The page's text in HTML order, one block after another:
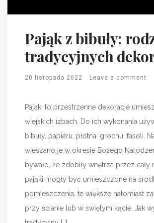
Pająk z bibuły:
tradycyjnych
20 listopada 2022 Leave a comment
Pająki to przestrzenne dekoracje
wiejskich izbach. Do ich wykonania
bibuły, papieru, płótna, grochu, fasoli.
wieszano je w okresie Bożego
bywało, że zdobiły wnętrza przez cały
pająki mogły być umieszczone na
pomieszczenia, te większe natomiast
przy ścianie lub w świętym kącie. Jak